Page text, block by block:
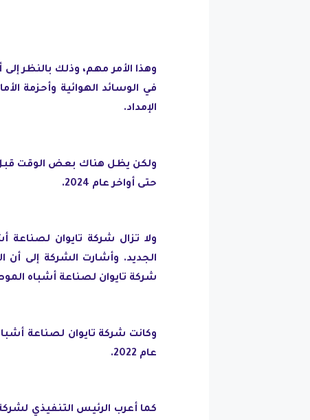
وهذا الأمر مهم، وذلك بالنظر
في الوسائد الهوائية وأحزمة
الإمداد.
ولكن يظل هناك بعض الوقت قبل
حتى أواخر عام 2024.
ولا تزال شركة تايوان
الجديد. وأشارت الشركة إلى أن
شركة تايوان لصناعة أشباه
وكانت شركة تايوان لصناعة
عام 2022.